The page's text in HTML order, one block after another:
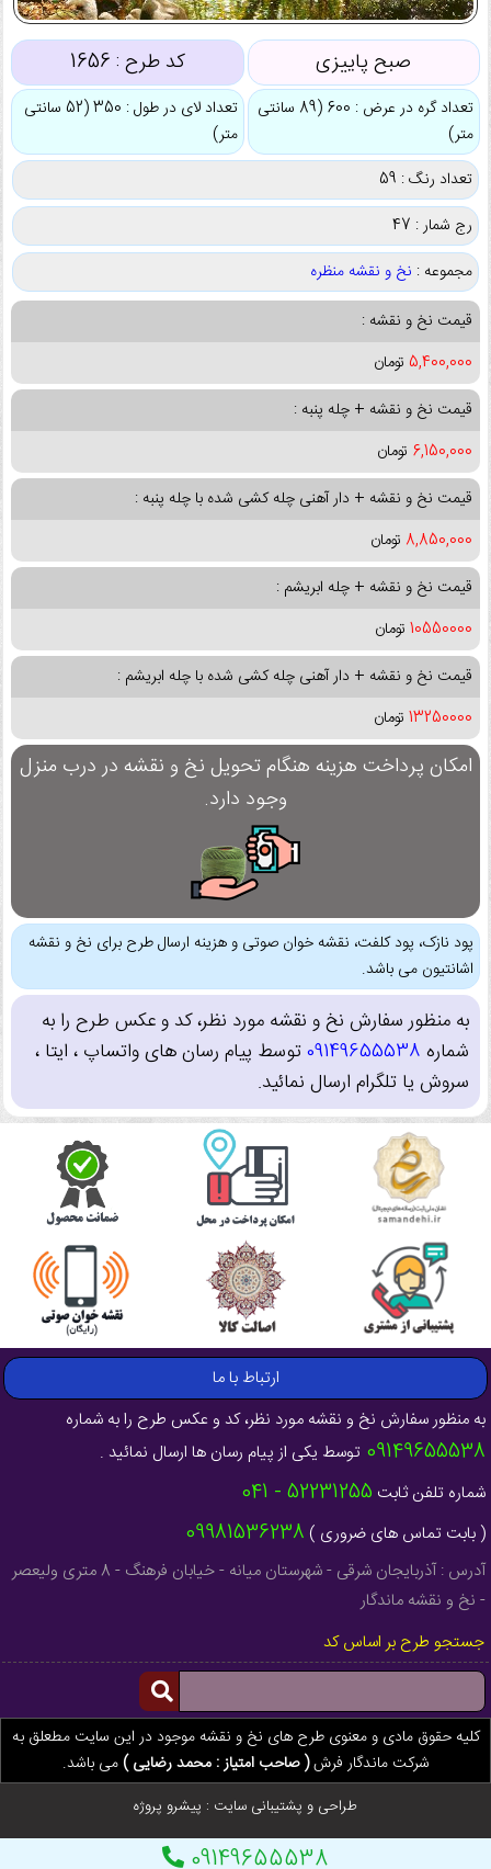
صبح پاییزی کد طرح : 1656
تعداد گره در عرض : 600 (89 سانتی
متر)
تعداد لای در طول : 350 (52 سانتی
متر)
تعداد رنگ : 59
رج شمار : 47
مجموعه : نخ و نقشه منظره
قیمت نخ و نقشه :
5,400,000 تومان
قیمت نخ و نقشه + چله پنبه :
6,150,000 تومان
قیمت نخ و نقشه + دار آهنی چله کشی شده با چله پنبه :
8,850,000 تومان
قیمت نخ و نقشه + چله ابریشم :
10550000 تومان
قیمت نخ و نقشه + دار آهنی چله کشی شده با چله ابریشم :
13250000 تومان
امکان پرداخت هزینه هنگام تحویل نخ و نقشه در درب منزل
وجود دارد.
پود نازک، پود کلفت، نقشه خوان صوتی و هزینه ارسال طرح برای نخ و نقشه
اشانتیون می باشد.
به منظور سفارش نخ و نقشه مورد نظر، کد و عکس طرح را به
شماره 09149655538توسط پیام رسان های واتساپ ، ایتا ،
سروش یا تلگرام ارسال نمائید.
ارتباط با ما
به منظور سفارش نخ و نقشه مورد نظر، کد و عکس طرح را به شماره
09149655538 توسط یکی از پیام رسان ها ارسال نمائید .
شماره تلفن ثابت 52231255 - 041
( بابت تماس های ضروری ) 09981536238
آدرس : آذربایجان شرقی - شهرستان میانه - خیابان فرهنگ - 8 متری ولیعصر
- نخ و نقشه ماندگار
جستجو طرح بر اساس کد
کلیه حقوق مادی و معنوی طرح های نخ و نقشه موجود در این سایت مطعلق به
شرکت ماندگار فرش( صاحب امتیاز : محمد رضایی )می باشد.
طراحی و پشتیبانی سایت : پیشرو پروژه
09149655538